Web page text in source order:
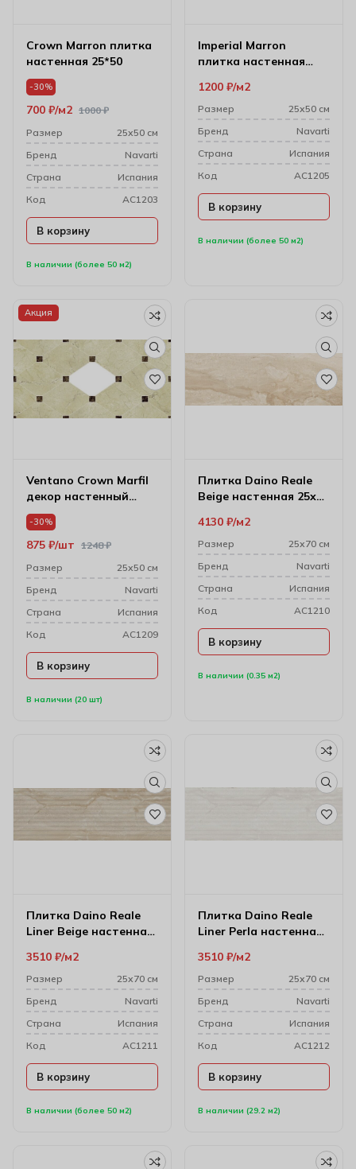
Crown Marron плитка
настенная 25*50
В наличии (более 50 м2)
-30%
1000₽
700 ₽ м2
Размер
25х50 см
Бренд
Navarti
Cтрана
Испания
Код
AC1203
В корзину
Imperial Marron
плитка настенная
В наличии (более 50 м2)
1200 ₽ м2
Размер
25х50 см
Бренд
Navarti
Cтрана
Испания
Код
AC1205
В корзину
Акция
Ventano Crown Marfil
декор настенный
25*50
В наличии (20 шт)
-30%
1248₽
875 ₽ шт
Размер
25х50 см
Бренд
Navarti
Cтрана
Испания
Код
AC1209
В корзину
Плитка Daino Reale
Beige настенная 25х70
В наличии (0.35 м2)
4130 ₽ м2
Размер
25х70 см
Бренд
Navarti
Cтрана
Испания
Код
AC1210
В корзину
Плитка Daino Reale
Liner Beige настенная
В наличии (более 50 м2)
3510 ₽ м2
Размер
25х70 см
Бренд
Navarti
Cтрана
Испания
Код
AC1211
В корзину
Плитка Daino Reale
Liner Perla настенная
В наличии (29.2 м2)
3510 ₽ м2
Размер
25х70 см
Бренд
Navarti
Cтрана
Испания
Код
AC1212
В корзину